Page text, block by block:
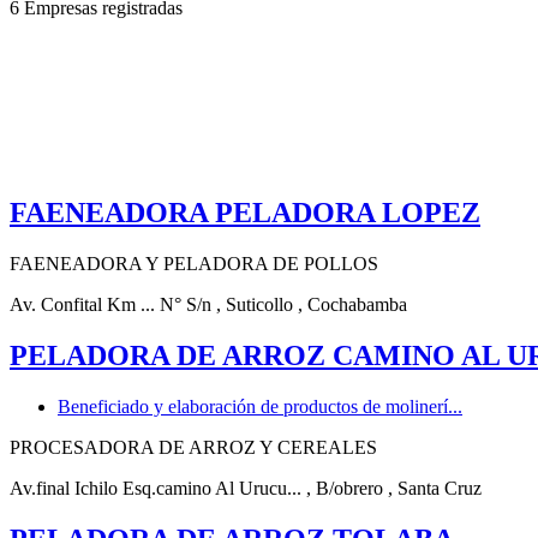
6 Empresas registradas
FAENEADORA PELADORA LOPEZ
FAENEADORA Y PELADORA DE POLLOS
Av. Confital Km ... N° S/n , Suticollo , Cochabamba
PELADORA DE ARROZ CAMINO AL
Beneficiado y elaboración de productos de molinerí...
PROCESADORA DE ARROZ Y CEREALES
Av.final Ichilo Esq.camino Al Urucu... , B/obrero , Santa Cruz